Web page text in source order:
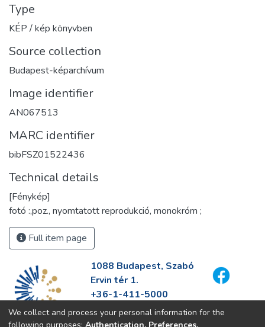
Type
KÉP / kép könyvben
Source collection
Budapest-képarchívum
Image identifier
AN067513
MARC identifier
bibFSZ01522436
Technical details
[Fénykép]
fotó :,poz., nyomtatott reprodukció, monokróm ;
Full item page
1088 Budapest, Szabó
Ervin tér 1.
+36-1-411-5000
info@fszek.hu
https://fszek.hu
We collect and process your personal information for the